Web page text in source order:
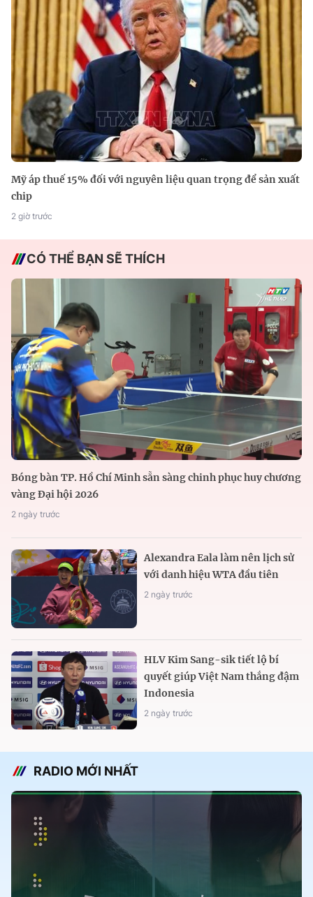
Mỹ áp thuế 15% đối với nguyên liệu quan trọng để sản xuất
chip
2 giờ trước
CÓ THỂ BẠN SẼ THÍCH
Bóng bàn TP. Hồ Chí Minh sẵn sàng chinh phục huy chương
vàng Đại hội 2026
2 ngày trước
Alexandra Eala làm nên lịch sử
với danh hiệu WTA đầu tiên
2 ngày trước
HLV Kim Sang-sik tiết lộ bí
quyết giúp Việt Nam thắng đậm
Indonesia
2 ngày trước
RADIO MỚI NHẤT